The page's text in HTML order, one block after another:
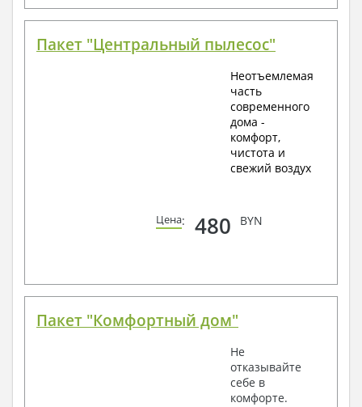
Пакет "Центральный пылесос"
Неотъемлемая
часть
современного
дома -
комфорт,
чистота и
свежий воздух
Цена: 480 BYN
Пакет "Комфортный дом"
Не
отказывайте
себе в
комфорте.